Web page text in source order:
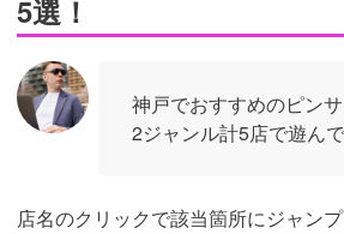
5選！
神戸でおすすめのピンサ
2ジャンル計5店で遊ん
店名のクリックで該当箇所にジャンプ